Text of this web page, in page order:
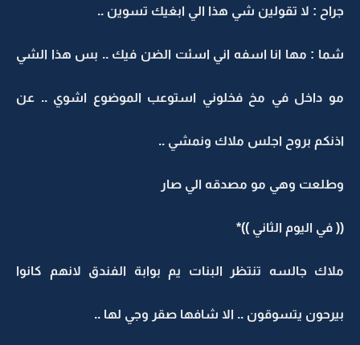
جراح : لا تقولين شي هذا الي ابغيك تسوين ..
شما : مها انا اسفه اني اسئت الضن فيك .. بس هذا الشي
مو داخل في مخ فخلوني استوعب الموضوع اشوي .. عن
اذنكم بروح اجلس ملاك ونمشي ..
وطلعت وهي مو مصدقه الي صار
(( في اليوم الثاني ))*
ملاك جالسه تنتظر البنات يم بوابة الفندق لانهم كانوا
بيرحون يتسوقون .. الا شافها صقر وجي لها ..